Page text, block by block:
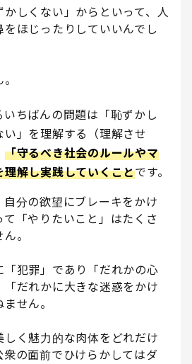
しくない」からといって、人
ほじったりしていいんでし
ちばんの問題は「恥ずかし
い」を理解する（理解させ
「守るべき社会のルールやマ
解し実践していくことです。
分の欲望にブレーキをかけ
「やりたいこと」はたくさ
。
「犯罪」であり「だれかの心
だれかに大きな迷惑をかけ
せん。
く魅力的な肉体をどれだけ
の面前でひけらかしてはダ